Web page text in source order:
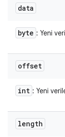
data
byte : Yeni
offset
int : Yeni
length